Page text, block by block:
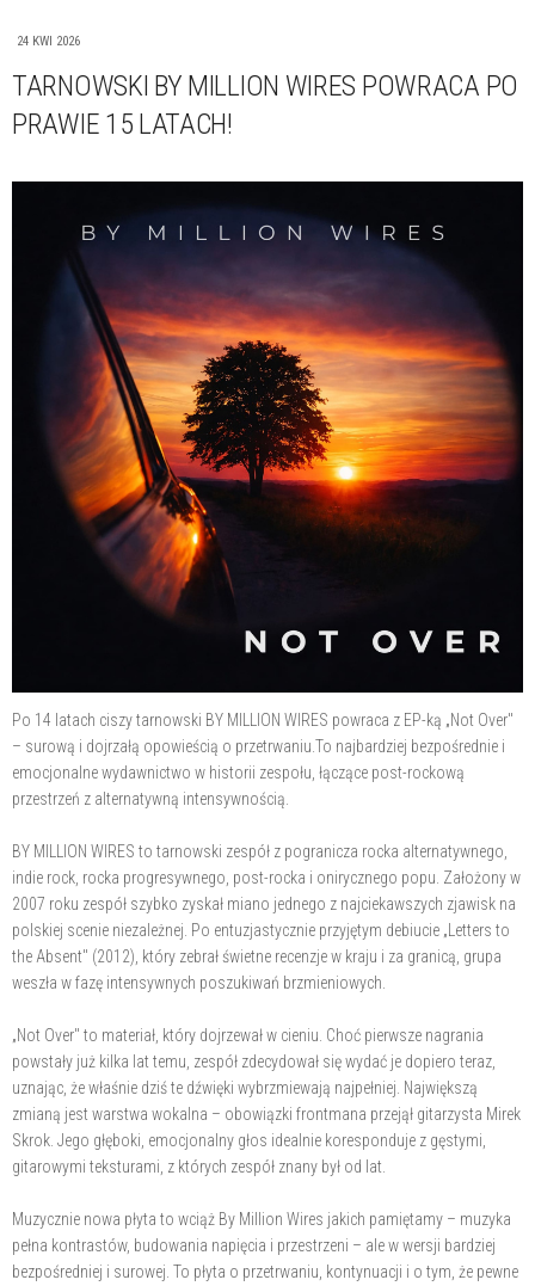
24 KWI 2026
TARNOWSKI BY MILLION WIRES POWRACA PO
PRAWIE 15 LATACH!
Po 14 latach ciszy tarnowski BY MILLION WIRES powraca z EP-ką „Not Over"
– surową i dojrzałą opowieścią o przetrwaniu.To najbardziej bezpośrednie i
emocjonalne wydawnictwo w historii zespołu, łączące post-rockową
przestrzeń z alternatywną intensywnością.
BY MILLION WIRES to tarnowski zespół z pogranicza rocka alternatywnego,
indie rock, rocka progresywnego, post-rocka i onirycznego popu. Założony w
2007 roku zespół szybko zyskał miano jednego z najciekawszych zjawisk na
polskiej scenie niezależnej. Po entuzjastycznie przyjętym debiucie „Letters to
the Absent" (2012), który zebrał świetne recenzje w kraju i za granicą, grupa
weszła w fazę intensywnych poszukiwań brzmieniowych.
„Not Over" to materiał, który dojrzewał w cieniu. Choć pierwsze nagrania
powstały już kilka lat temu, zespół zdecydował się wydać je dopiero teraz,
uznając, że właśnie dziś te dźwięki wybrzmiewają najpełniej. Największą
zmianą jest warstwa wokalna – obowiązki frontmana przejął gitarzysta Mirek
Skrok. Jego głęboki, emocjonalny głos idealnie koresponduje z gęstymi,
gitarowymi teksturami, z których zespół znany był od lat.
Muzycznie nowa płyta to wciąż By Million Wires jakich pamiętamy – muzyka
pełna kontrastów, budowania napięcia i przestrzeni – ale w wersji bardziej
bezpośredniej i surowej. To płyta o przetrwaniu, kontynuacji i o tym, że pewne